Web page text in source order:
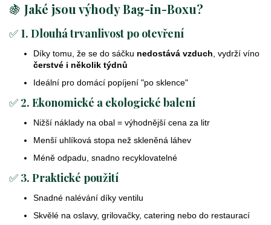
u
🍇 Jaké jsou výhody Bag-in-Boxu?
✅ 1. Dlouhá trvanlivost po otevření
Díky tomu, že se do sáčku nedostává vzduch, vydrží víno
čerstvé i několik týdnů
Ideální pro domácí popíjení "po sklence"
✅ 2. Ekonomické a ekologické balení
Nižší náklady na obal = výhodnější cena za litr
Menší uhlíková stopa než skleněná láhev
Méně odpadu, snadno recyklovatelné
✅ 3. Praktické použití
Snadné nalévání díky ventilu
Skvělé na oslavy, grilovačky, catering nebo do restaurací